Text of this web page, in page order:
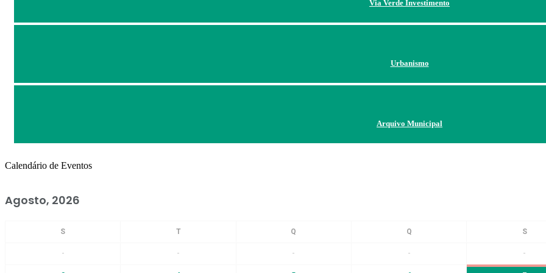
Via Verde Investimento
Urbanismo
Arquivo Municipal
Calendário de Eventos
Agosto, 2026
- - - - -